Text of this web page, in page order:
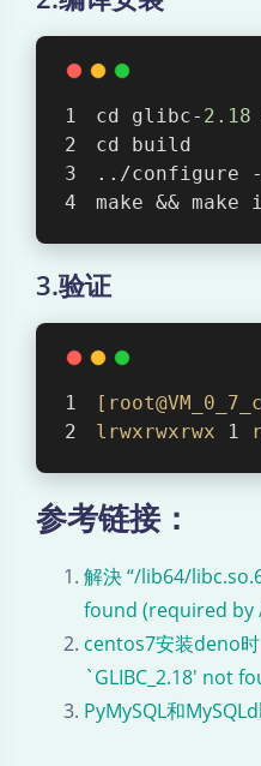
cd glibc- 2.18
cd build
../configure
make &&
3.验证
lrwxrwxrwx 1
参考链接：
解決 “/lib64/
found (required by
centos7安装deno
`GLIBC_2.18′ not
PyMySQL和